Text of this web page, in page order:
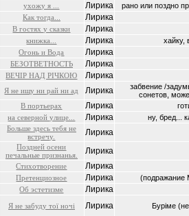
ухожу я ...
Лирика
рано или поздно
Как тогда...
Лирика
В гостях у сказки
Лирика
книжка...
Лирика
хайку,
Огонь и Вода
Лирика
БЕЗОТВЕТНОСТЬ
Лирика
ВЕЧІР НАД РІЧКОЮ
Лирика
Я не ищу ни рай ни ад
Лирика
забвение /
сонетов,
В портьерах
Лирика
на северной улице...
Лирика
ну, бред...
Больше здесь тебя не
встречу.
Лирика
Поздней осени
печальные признанья.
Лирика
Стихотворение
Лирика
Претенциозное
Лирика
(подражание
Об эстетизме
Лирика
Я не забуду тої ночі
Лирика Буріме